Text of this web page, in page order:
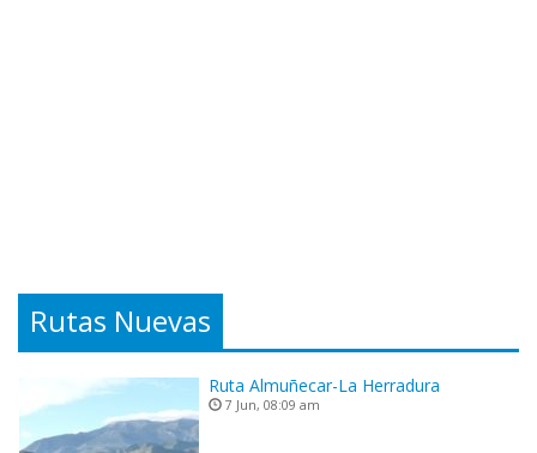
Rutas Nuevas
Ruta Almuñecar-La Herradura
7 Jun, 08:09 am